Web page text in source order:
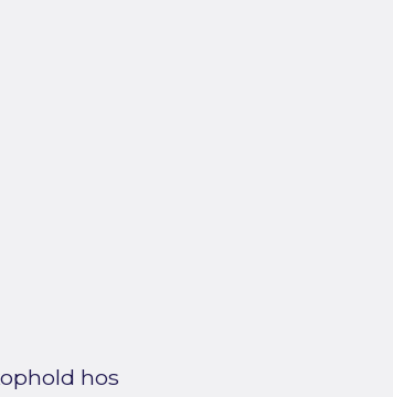
hos